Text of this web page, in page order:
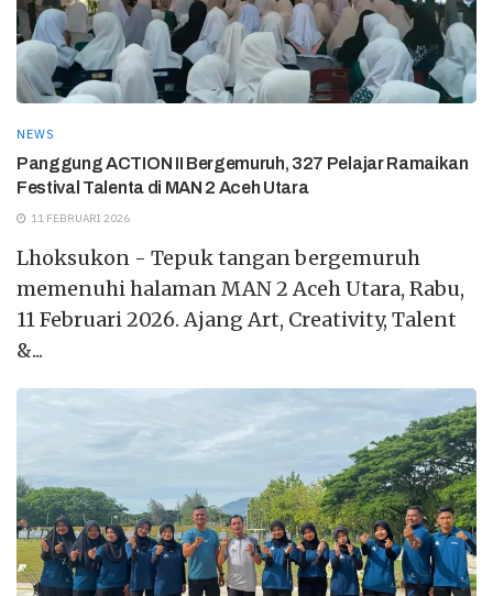
NEWS
Panggung ACTION II Bergemuruh, 327 Pelajar Ramaikan
Festival Talenta di MAN 2 Aceh Utara
11 FEBRUARI 2026
Lhoksukon - Tepuk tangan bergemuruh
memenuhi halaman MAN 2 Aceh Utara, Rabu,
11 Februari 2026. Ajang Art, Creativity, Talent
&...